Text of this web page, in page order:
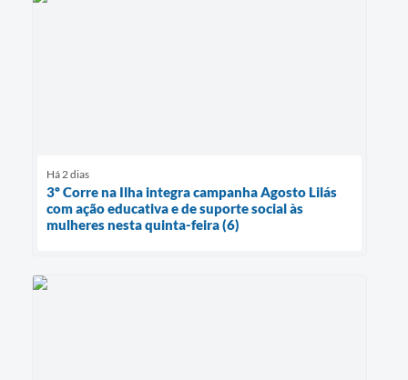
Há 2 dias
3º Corre na Ilha integra campanha Agosto Lilás
com ação educativa e de suporte social às
mulheres nesta quinta-feira (6)